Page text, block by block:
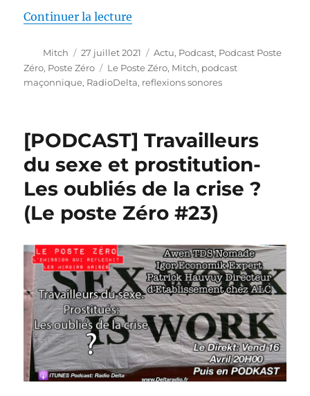
Continuer la lecture
Auteur
Mitch
Publié
le
27 juillet 2021 Catégories
Actu, Podcast, Podcast Poste
Zéro, Poste Zéro Étiquettes
Le Poste Zéro, Mitch, podcast
maçonnique, RadioDelta, reflexions sonores
[PODCAST] Travailleurs
du sexe et prostitution-
Les oubliés de la crise ?
(Le poste Zéro #23)